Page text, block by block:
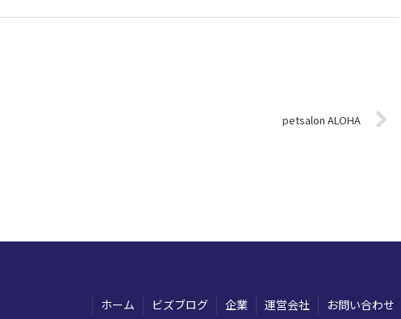
petsalon ALOHA
ホーム ビズブログ 企業 運営会社 お問い合わせ